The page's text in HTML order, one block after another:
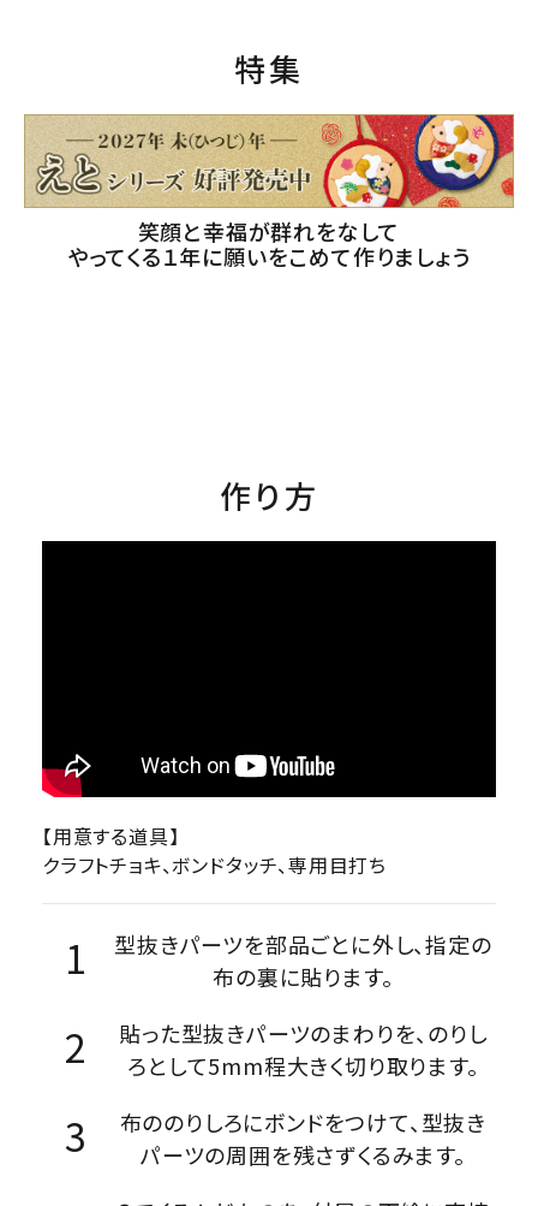
特集
笑顔と幸福が群れをなして
やってくる１年に願いをこめて作りましょう
作り方
【用意する道具】
クラフトチョキ、ボンドタッチ、専用目打ち
型抜きパーツを部品ごとに外し、指定の
布の裏に貼ります。
貼った型抜きパーツのまわりを、のりし
ろとして5mm程大きく切り取ります。
布ののりしろにボンドをつけて、型抜き
パーツの周囲を残さずくるみます。